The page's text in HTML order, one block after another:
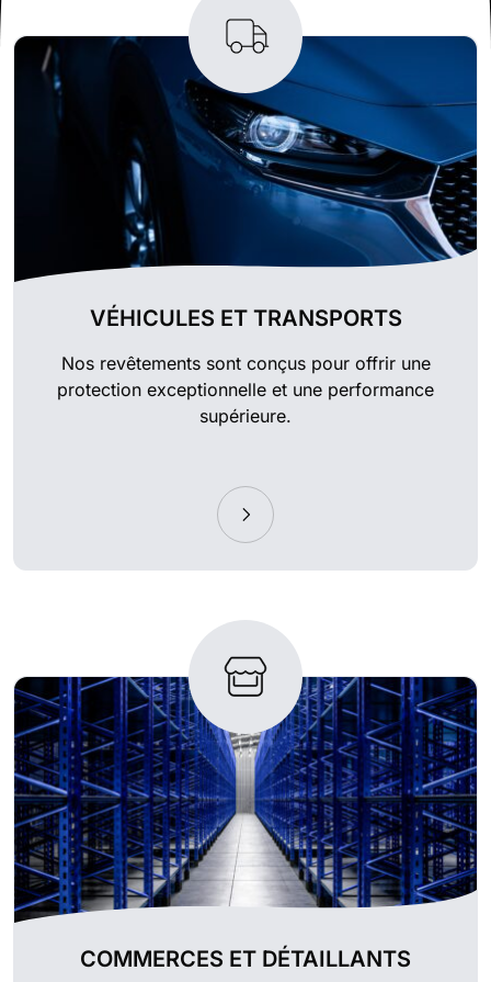
VÉHICULES ET TRANSPORTS
Nos revêtements sont conçus pour offrir une
protection exceptionnelle et une performance
supérieure.
COMMERCES ET DÉTAILLANTS